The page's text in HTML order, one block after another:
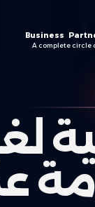
A complete circle